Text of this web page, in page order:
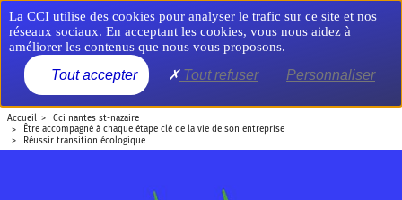
Aller
au
contenu
principal
MENU
accueil
cci nantes st-nazaire
être accompagné à chaque étape clé de la vie de son entreprise
réussir transition écologique
Panneau de gestion des cookies
La CCI utilise des cookies pour analyser le trafic sur ce site et nos
réseaux sociaux. En acceptant les cookies, vous nous aidez à
améliorer les contenus que nous vous proposons.
Tout accepter Tout refuser Personnaliser